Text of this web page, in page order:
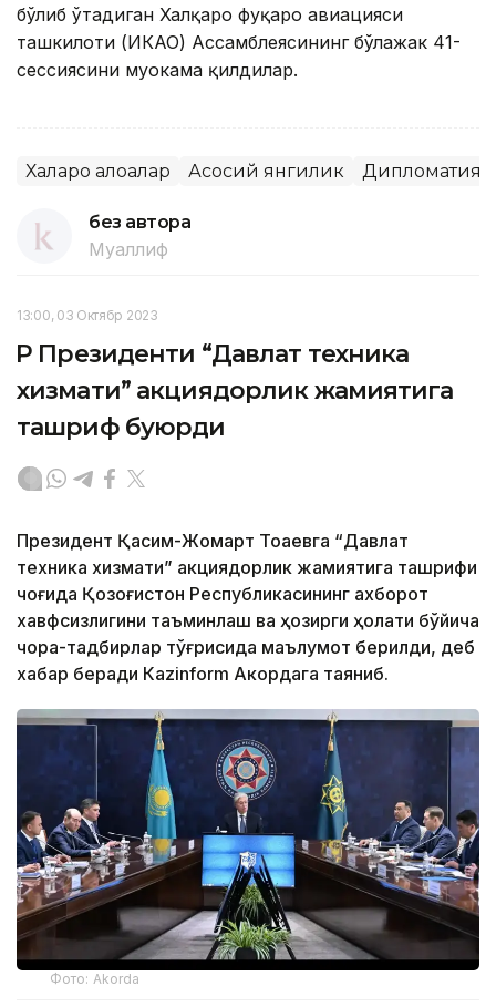
бўлиб ўтадиган Халқаро фуқаро авиацияси
ташкилоти (ИКАО) Ассамблеясининг бўлажак 41-
сессиясини муҳокама қилдилар.
Халқаро алоқалар Асосий янгилик Дипломатия
без автора
Муаллиф
13:00, 03 Октябр 2023
ҚР Президенти “Давлат техника
хизмати” акциядорлик жамиятига
ташриф буюрди
Президент Қасим-Жомарт Тоқаевга “Давлат
техника хизмати” акциядорлик жамиятига ташрифи
чоғида Қозоғистон Республикасининг ахборот
хавфсизлигини таъминлаш ва ҳозирги ҳолати бўйича
чора-тадбирлар тўғрисида маълумот берилди, деб
хабар беради Каzinform Акордага таяниб.
Фото: Akorda